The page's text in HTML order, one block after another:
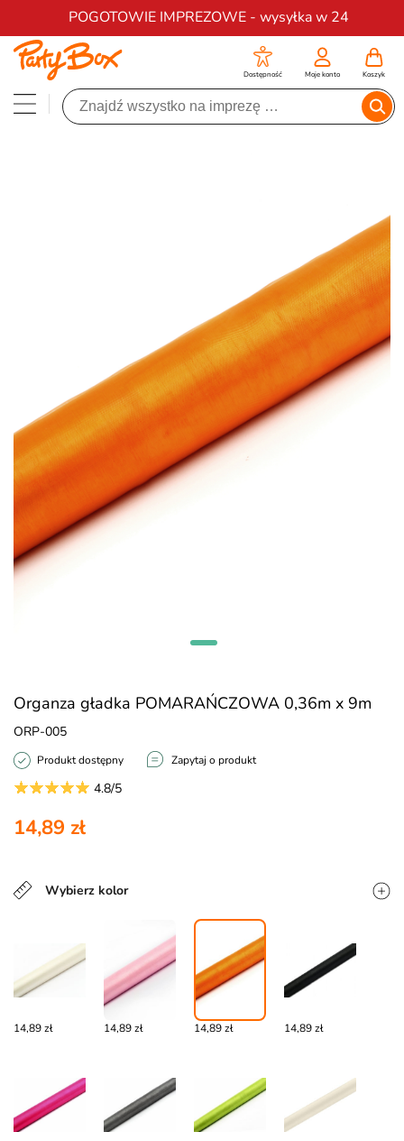
POGOTOWIE IMPREZOWE - wysyłka w 24
Darmowa dostawa na zamówienia od 200 zł
Dostępność Moje konto Koszyk
Organza gładka POMARAŃCZOWA 0,36m x 9m
ORP-005
Produkt dostępny Zapytaj o produkt
4.8/5
14,89 zł
Wybierz kolor
14,89 zł 14,89 zł 14,89 zł 14,89 zł